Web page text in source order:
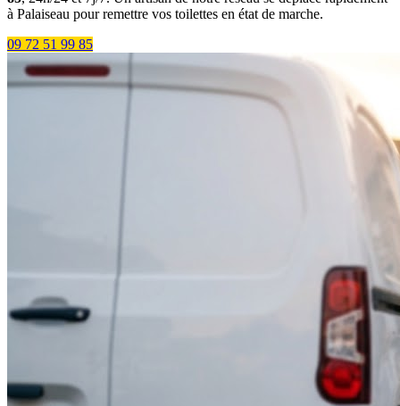
à Palaiseau pour remettre vos toilettes en état de marche.
09 72 51 99 85